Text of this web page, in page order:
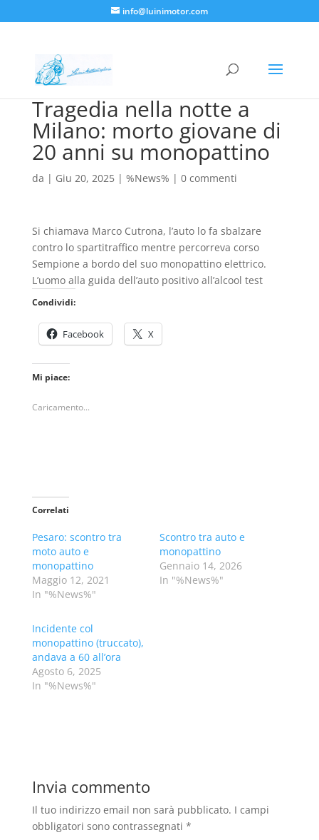
info@luinimotor.com
Tragedia nella notte a
Milano: morto giovane di
20 anni su monopattino
da | Giu 20, 2025| %News% | 0 commenti
Si chiamava Marco Cutrona, l’auto lo fa sbalzare
contro lo spartitraffico mentre percorreva corso
Sempione a bordo del suo monopattino elettrico.
L’uomo alla guida dell’auto positivo all’alcool test
Condividi:
Facebook X
Mi piace:
Caricamento...
Correlati
Pesaro: scontro tra
moto auto e
monopattino
Maggio 12, 2021
In "%News%"
Scontro tra auto e
monopattino
Gennaio 14, 2026
In "%News%"
Incidente col
monopattino (truccato),
andava a 60 all’ora
Agosto 6, 2025
In "%News%"
Invia commento
Il tuo indirizzo email non sarà pubblicato. I campi
obbligatori sono contrassegnati *